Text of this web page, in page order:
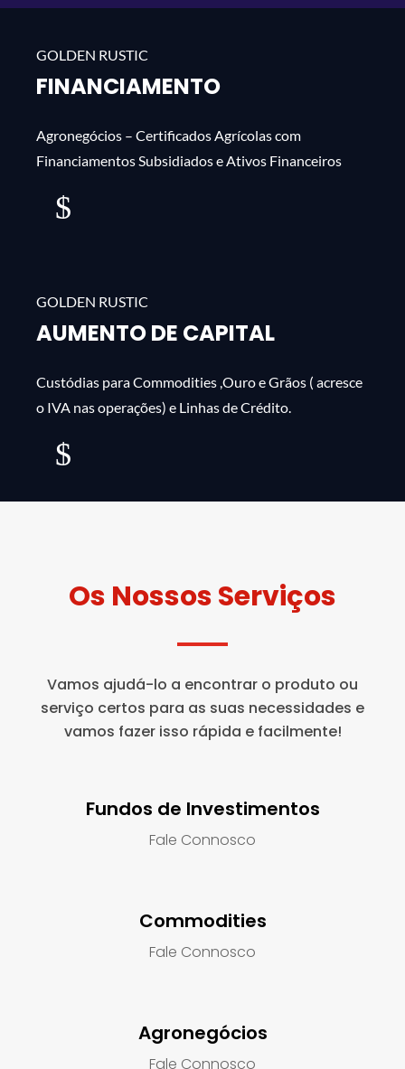
FINANCIAMENTO
Agronegócios – Certificados Agrícolas com
Financiamentos Subsidiados e Ativos Financeiros
AUMENTO DE CAPITAL
Custódias para Commodities ,Ouro e Grãos ( acresce
o IVA nas operações) e Linhas de Crédito.
Os Nossos Serviços
Vamos ajudá-lo a encontrar o produto ou
serviço certos para as suas necessidades e
vamos fazer isso rápida e facilmente!
Fundos de Investimentos
Fale Connosco
Commodities
Fale Connosco
Agronegócios
Fale Connosco